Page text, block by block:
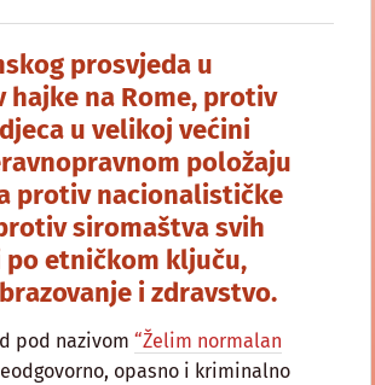
prosvjeda u
na Rome, protiv
u velikoj većini
položaju
protiv nacionalističke
siromaštva svih
etničkom ključu,
i zdravstvo.
pod nazivom “Želim normalan
opasno i kriminalno